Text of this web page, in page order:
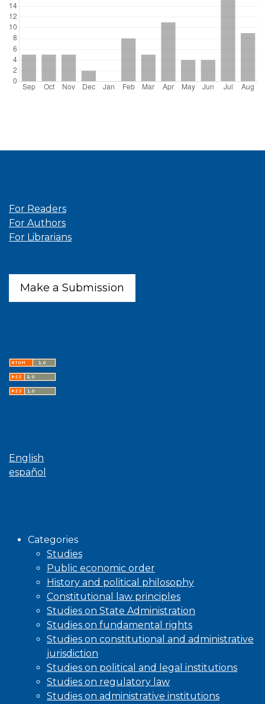
For Readers
For Authors
For Librarians
Make a Submission
English
español
Categories
Studies
Public economic order
History and political philosophy
Constitutional law principles
Studies on State Administration
Studies on fundamental rights
Studies on constitutional and administrative
jurisdiction
Studies on political and legal institutions
Studies on regulatory law
Studies on administrative institutions